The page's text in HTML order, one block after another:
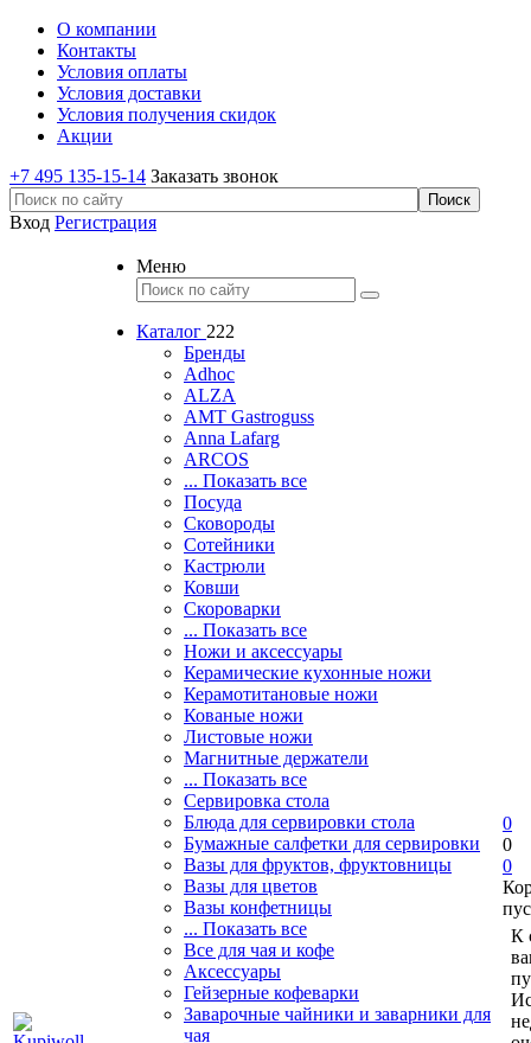
О компании
Контакты
Условия оплаты
Условия доставки
Условия получения скидок
Акции
+7 495 135-15-14 Заказать звонок
Вход Регистрация
Меню
Каталог 222
Бренды
Adhoc
ALZA
AMT Gastroguss
Anna Lafarg
ARCOS
... Показать все
Посуда
Сковороды
Сотейники
Кастрюли
Ковши
Скороварки
... Показать все
Ножи и аксессуары
Керамические кухонные ножи
Керамотитановые ножи
Кованые ножи
Листовые ножи
Магнитные держатели
... Показать все
Сервировка стола
Блюда для сервировки стола
Бумажные салфетки для сервировки
Вазы для фруктов, фруктовницы
Вазы для цветов
Вазы конфетницы
... Показать все
Все для чая и кофе
Аксессуары
Гейзерные кофеварки
Заварочные чайники и заварники для
чая
0
0
0
К